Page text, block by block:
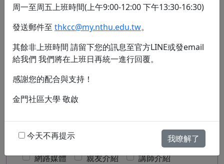
農林漁牧 工商企業
服務業
教職員
家管 學生
金融保險
製造業 資訊業
其他：
金門社大網站
蒞校索取
網路媒體
親友介紹
講師介紹
周一至周五上班時間(上午9:00-12:00 下午13:30-16:30)
發送郵件至 thkcc@my.nthu.edu.tw。
其餘非上班時間 請留下您的訊息至官方LINE或發email
給我們 我們將在上班日再統一進行回覆。
感謝您的配合與支持！
金門社區大學 敬啟
今天不再提示 我瞭解了